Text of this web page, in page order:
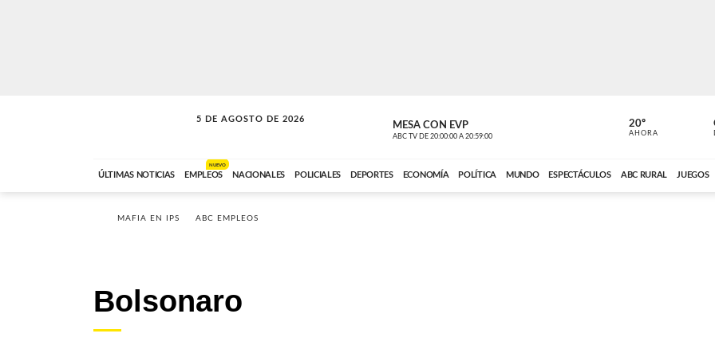
5 DE AGOSTO DE 2026
SOLO MÚSICA MESA CON EVP
ABC TV DE 20:00:00 A 20:59:00
EL
ABC CARDINAL
20º
AHORA
ÚLTIMAS NOTICIAS EMPLEOS
NUEVO
NACIONALES POLICIALES DEPORTES ECONOMÍA POLÍTICA MUNDO ESPECTÁCULOS ABC RURAL JUEGOS
MAFIA EN IPS ABC EMPLEOS
Bolsonaro